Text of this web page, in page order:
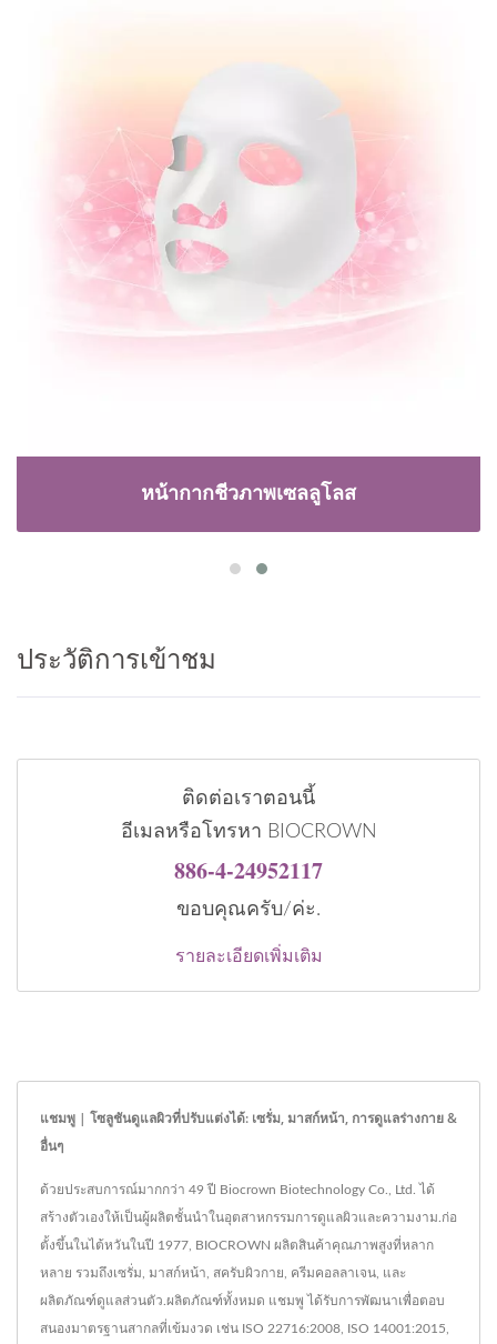
หน้ากากชีวภาพเซลลูโลส
ประวัติการเข้าชม
ติดต่อเราตอนนี้
อีเมลหรือโทรหา BIOCROWN
886-4-24952117
ขอบคุณครับ/ค่ะ.
รายละเอียดเพิ่มเติม
แชมพู | โซลูชันดูแลผิวที่ปรับแต่งได้: เซรั่ม, มาสก์หน้า, การดูแลร่างกาย &
อื่นๆ
ด้วยประสบการณ์มากกว่า 49 ปี Biocrown Biotechnology Co., Ltd. ได้
สร้างตัวเองให้เป็นผู้ผลิตชั้นนำในอุตสาหกรรมการดูแลผิวและความงาม.ก่อ
ตั้งขึ้นในไต้หวันในปี 1977, BIOCROWN ผลิตสินค้าคุณภาพสูงที่หลาก
หลาย รวมถึงเซรั่ม, มาสก์หน้า, สครับผิวกาย, ครีมคอลลาเจน, และ
ผลิตภัณฑ์ดูแลส่วนตัว.ผลิตภัณฑ์ทั้งหมด แชมพู ได้รับการพัฒนาเพื่อตอบ
สนองมาตรฐานสากลที่เข้มงวด เช่น ISO 22716:2008, ISO 14001:2015,